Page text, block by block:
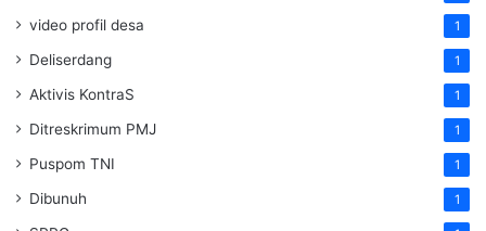
video profil desa 1
Deliserdang 1
Aktivis KontraS 1
Ditreskrimum PMJ 1
Puspom TNI 1
Dibunuh 1